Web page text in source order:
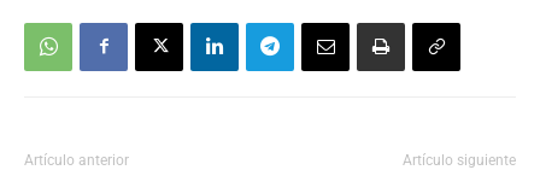
Artículo anterior Artículo siguiente